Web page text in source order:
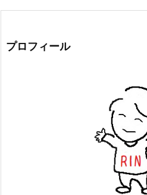
プロフィール